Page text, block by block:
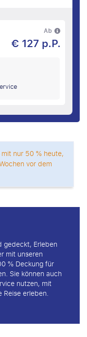
Ab
€ 127 p.P.
nur 50 % heute,
vor dem
gedeckt, Erleben
mit unseren
% Deckung für
Sie können auch
nutzen, mit
Reise erleben.